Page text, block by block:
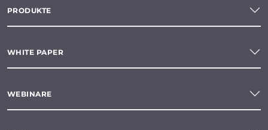
PRODUKTE
WHITE PAPER
WEBINARE